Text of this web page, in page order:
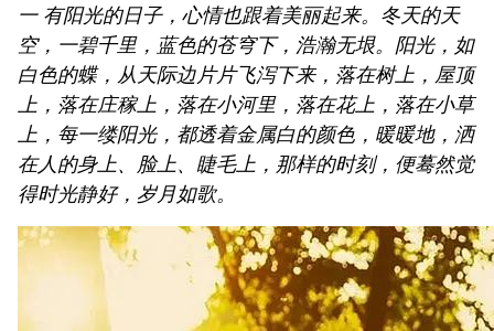
一 有阳光的日子，心情也跟着美丽起来。冬天的天
空，一碧千里，蓝色的苍穹下，浩瀚无垠。阳光，如
白色的蝶，从天际边片片飞泻下来，落在树上，屋顶
上，落在庄稼上，落在小河里，落在花上，落在小草
上，每一缕阳光，都透着金属白的颜色，暖暖地，洒
在人的身上、脸上、睫毛上，那样的时刻，便蓦然觉
得时光静好，岁月如歌。